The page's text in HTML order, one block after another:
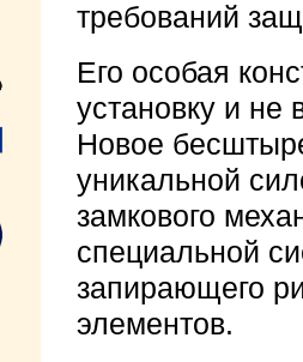
требований
Его особая
установку и не
Новое
уникальной
замкового
специальной
запирающего
элементов.